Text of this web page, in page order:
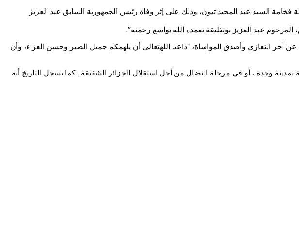
السيد عبد المجيد تبون، وذلك على إثر وفاة رئيس الجمهورية السابق عبد العزيز
عبد العزيز بوتفليقة تغمده الله بواسع رحمته”.
أحر التعازي وأصدق المواساة، “داعيا اللهتعالى أن يلهمكم جميل الصبر وحسن العزاء، وأن
وجدة ، أو في مرحلة النضال من أجل استقلال الجزائر الشقيقة . كما يسجل التاريخ أنه